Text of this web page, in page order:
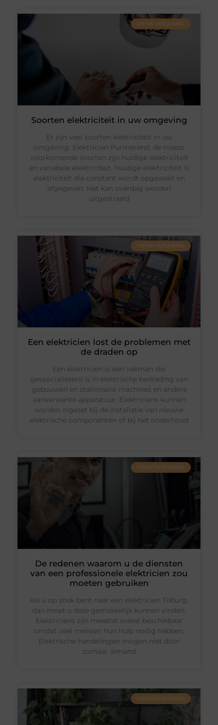
DIENSTVERLENING
Soorten elektriciteit in uw omgeving
Er zijn veel soorten elektriciteit in uw
omgeving. Elektricien Purmerend, de meest
voorkomende soorten zijn huidige elektriciteit
en variabele elektriciteit. Huidige elektriciteit is
elektriciteit die constant wordt opgewekt en
afgegeven. Het kan overdag worden
uitgestraald
DIENSTVERLENING
Een elektricien lost de problemen met
de draden op
Een elektricien is een vakman die
gespecialiseerd is in elektrische bedrading van
gebouwen en stationaire machines en andere
aanverwante apparatuur. Elektriciens kunnen
worden ingezet bij de installatie van nieuwe
elektrische componenten of bij het onderhoud
DIENSTVERLENING
De redenen waarom u de diensten
van een professionele elektricien zou
moeten gebruiken
Als u op zoek bent naar een elektricien Tilburg,
dan moet u deze gemakkelijk kunnen vinden.
Elektriciens zijn meestal overal beschikbaar
omdat veel mensen hun hulp nodig hebben.
Elektrische handelingen mogen niet door
zomaar iemand
DIENSTVERLENING